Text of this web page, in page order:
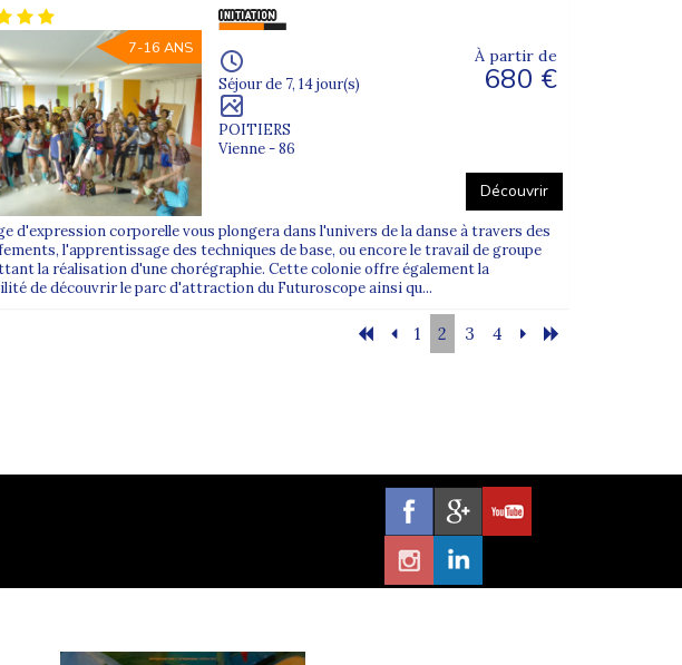
7-16 ANS
Séjour de 7, 14 jour(s)
POITIERS
Vienne - 86
À partir de
680 €
Découvrir
d'expression corporelle vous plongera dans l'univers de la danse à travers des
l'apprentissage des techniques de base, ou encore le travail de groupe
la réalisation d'une chorégraphie. Cette colonie offre également la
de découvrir le parc d'attraction du Futuroscope ainsi qu...
1 2 3 4